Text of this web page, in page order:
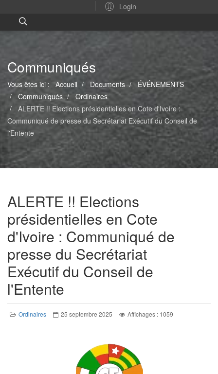
Login
Communiqués
Vous êtes ici : Accueil Documents
ÉVÉNEMENTS
Communiqués
Ordinaires
ALERTE !! Elections présidentielles en Cote d'Ivoire :
Communiqué de presse du Secrétariat Exécutif du Conseil de
l'Entente
ALERTE !! Elections
présidentielles en Cote
d'Ivoire : Communiqué de
presse du Secrétariat
Exécutif du Conseil de
l'Entente
Ordinaires 25 septembre 2025 Affichages : 1059